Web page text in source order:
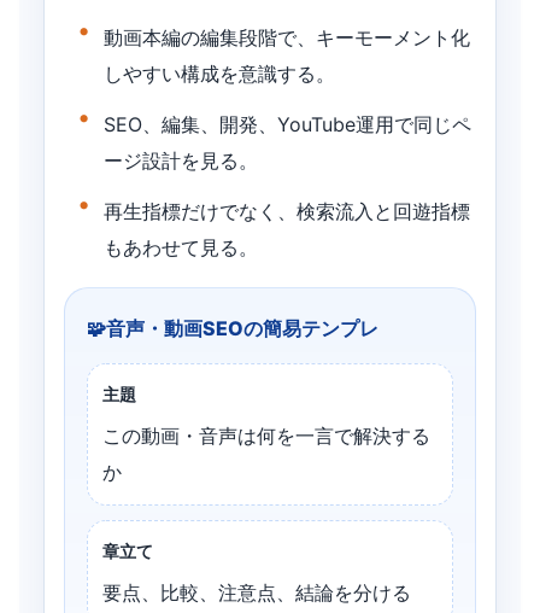
動画本編の編集段階で、キーモーメント化
しやすい構成を意識する。
SEO、編集、開発、YouTube運用で同じペ
ージ設計を見る。
再生指標だけでなく、検索流入と回遊指標
もあわせて見る。
音声・動画SEOの簡易テンプレ
主題
この動画・音声は何を一言で解決する
か
章立て
要点、比較、注意点、結論を分ける